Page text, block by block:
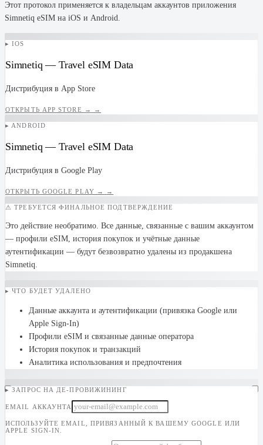
Этот протокол применяется к владельцам аккаунтов приложения
Simnetiq eSIM на iOS и Android.
▸ IOS
Simnetiq — Travel eSIM Data
Дистрибуция в App Store
ОТКРЫТЬ APP STORE → →
▸ ANDROID
Simnetiq — Travel eSIM Data
Дистрибуция в Google Play
ОТКРЫТЬ GOOGLE PLAY → →
⚠ ТРЕБУЕТСЯ ФИНАЛЬНОЕ ПОДТВЕРЖДЕНИЕ
Это действие необратимо. Все данные, связанные с вашим аккаунтом
— профили eSIM, история покупок и учётные данные
аутентификации — будут безвозвратно удалены из продакшена
Simnetiq.
▸ ЧТО БУДЕТ УДАЛЕНО
Данные аккаунта и аутентификации (привязка Google или
Apple Sign-In)
Профили eSIM и связанные данные оператора
История покупок и транзакций
Аналитика использования и предпочтения
▸ ЗАПРОС НА ДЕ-ПРОВИЖИНИНГ
EMAIL АККАУНТА
ИСПОЛЬЗУЙТЕ EMAIL, ПРИВЯЗАННЫЙ К ВАШЕМУ GOOGLE ИЛИ
APPLE SIGN-IN.